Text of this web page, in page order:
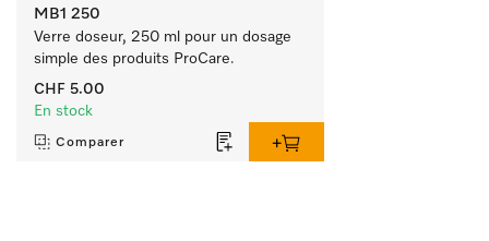
MB1 250
Verre doseur, 250 ml pour un dosage
simple des produits ProCare.
CHF 5.00
En stock
Comparer